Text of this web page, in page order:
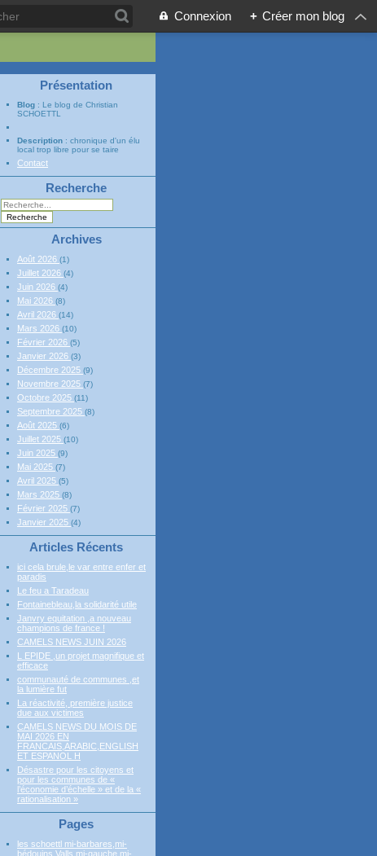
Connexion + Créer mon blog
Présentation
Blog : Le blog de Christian
SCHOETTL
Description : chronique d'un élu
local trop libre pour se taire
Contact
Recherche
Archives
Août 2026 (1)
Juillet 2026 (4)
Juin 2026 (4)
Mai 2026 (8)
Avril 2026 (14)
Mars 2026 (10)
Février 2026 (5)
Janvier 2026 (3)
Décembre 2025 (9)
Novembre 2025 (7)
Octobre 2025 (11)
Septembre 2025 (8)
Août 2025 (6)
Juillet 2025 (10)
Juin 2025 (9)
Mai 2025 (7)
Avril 2025 (5)
Mars 2025 (8)
Février 2025 (7)
Janvier 2025 (4)
Articles Récents
ici cela brule,le var entre enfer et
paradis
Le feu a Taradeau
Fontainebleau,la solidarité utile
Janvry equitation ,a nouveau
champions de france !
CAMELS NEWS JUIN 2026
L EPIDE ,un projet magnifique et
efficace
communauté de communes ,et
la lumière fut
La réactivité, première justice
due aux victimes
CAMELS NEWS DU MOIS DE
MAI 2026 EN
FRANCAIS,ARABIC,ENGLISH
ET ESPANOL H
Désastre pour les citoyens et
pour les communes de «
l’économie d’échelle » et de la «
rationalisation »
Pages
les schoettl mi-barbares,mi-
bédouins,Valls,mi-gauche,mi-